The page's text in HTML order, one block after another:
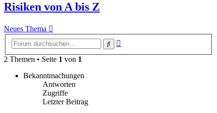
Risiken von A bis Z
Neues Thema
Suche
2 Themen • Seite 1 von 1
Bekanntmachungen
Antworten
Zugriffe
Letzter Beitrag